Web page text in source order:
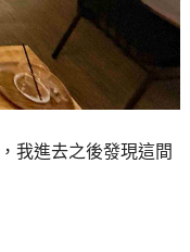
我進去之後發現這間